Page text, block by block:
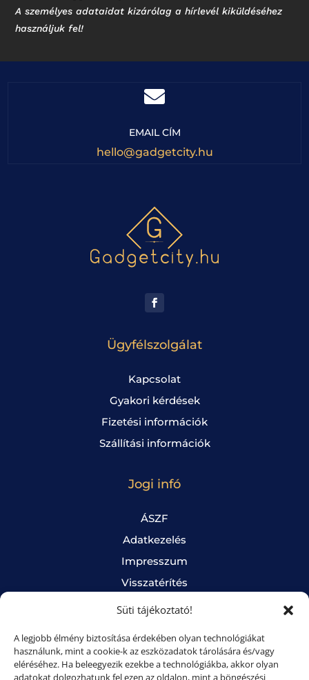
Süti tájékoztató!
A legjobb élmény biztosítása érdekében olyan technológiákat
használunk, mint a cookie-k az eszközadatok tárolására és/vagy
eléréséhez. Ha beleegyezik ezekbe a technológiákba, akkor olyan
adatokat dolgozhatunk fel ezen az oldalon, mint a böngészési
A személyes adataidat kizárólag a hírlevél kiküldéséhez
használjuk fel!

EMAIL CÍM
hello@gadgetcity.hu
Ügyfélszolgálat
Kapcsolat
Gyakori kérdések
Fizetési információk
Szállítási információk
Jogi infó
ÁSZF
Adatkezelés
Impresszum
Visszatérítés
Süti tájékoztató
Online fizetés